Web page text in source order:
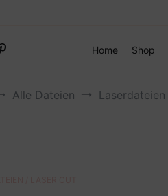
Home
Shop
Alle Dateien